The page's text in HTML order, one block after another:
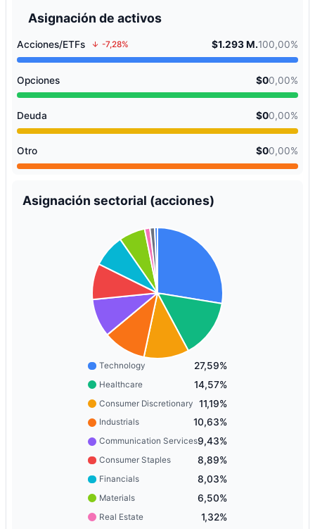
Asignación de activos
Acciones/ETFs -7,28% $1.293 M.100,00%
Opciones $00,00%
Deuda $00,00%
Otro $00,00%
Asignación sectorial (acciones)
Technology 27,59%
Healthcare 14,57%
Consumer Discretionary 11,19%
Industrials 10,63%
Communication Services9,43%
Consumer Staples 8,89%
Financials 8,03%
Materials 6,50%
Real Estate 1,32%